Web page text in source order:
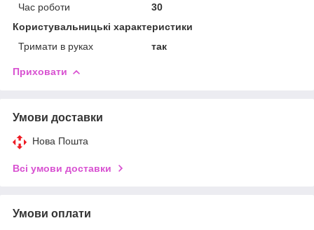
Час роботи
30
Користувальницькі характеристики
Тримати в руках
так
Приховати
Умови доставки
Нова Пошта
Всі умови доставки
Умови оплати